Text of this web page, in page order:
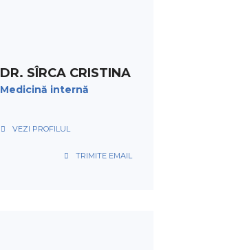
DR. SÎRCA CRISTINA
Medicină internă
VEZI PROFILUL
TRIMITE EMAIL